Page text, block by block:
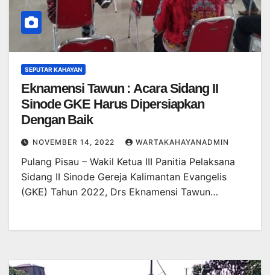
SEPUTAR KAHAYAN
Eknamensi Tawun : Acara Sidang II
Sinode GKE Harus Dipersiapkan
Dengan Baik
NOVEMBER 14, 2022 WARTAKAHAYANADMIN
Pulang Pisau – Wakil Ketua III Panitia Pelaksana
Sidang II Sinode Gereja Kalimantan Evangelis
(GKE) Tahun 2022, Drs Eknamensi Tawun…